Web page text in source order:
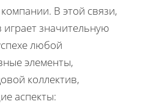
В этой связи,
играет значительную
любой
элементы,
коллектив,
аспекты: